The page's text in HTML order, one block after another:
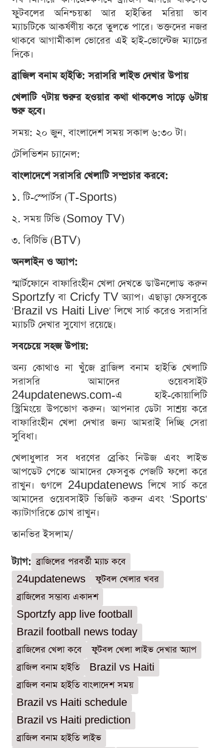
ফুটবলের অনিশ্চয়তা আর হাইতির মরিয়া ভাব
ম্যাচটিকে আকর্ষণীয় করে তুলতে পারে। ভক্তদের নজর
থাকবে আগামীকাল ভোরের এই হাই-ভোল্টেজ ম্যাচের
দিকে।
ব্রাজিল বনাম হাইতি: সরাসরি লাইভ দেখার উপায়
খেলাটি ৭টায় শুরুর হওয়ার কথা থাকলেও সাড়ে ৬টায়
শুরু হবে।
সময়: ২০ জুন, বাংলাদেশ সময় সকাল ৬:৩০ টা।
টেলিভিশন চ্যানেল:
বাংলাদেশে সরাসরি খেলাটি সম্প্রচার করবে:
১. টি-স্পোর্টস (T-Sports)
২. সময় টিভি (Somoy TV)
৩. বিটিভি (BTV)
অনলাইন ও অ্যাপ:
স্মার্টফোনে বাফারিংহীন খেলা দেখতে ডাউনলোড করুন
Sportzfy বা Cricfy TV অ্যাপ। এছাড়া ফেসবুকে
'Brazil vs Haiti Live' লিখে সার্চ করেও সরাসরি
ম্যাচটি দেখার সুযোগ রয়েছে।
সবচেয়ে সহজ উপায়:
অন্য কোথাও না খুঁজে ব্রাজিল বনাম হাইতি খেলাটি
সরাসরি আমাদের ওয়েবসাইট
24updatenews.com-এ হাই-কোয়ালিটি
স্ট্রিমিংয়ে উপভোগ করুন। আপনার ডেটা সাশ্রয় করে
বাফারিংহীন খেলা দেখার জন্য আমরাই দিচ্ছি সেরা
সুবিধা।
খেলাধুলার সব ধরণের ব্রেকিং নিউজ এবং লাইভ
আপডেট পেতে আমাদের ফেসবুক পেজটি ফলো করে
রাখুন। গুগলে 24updatenews লিখে সার্চ করে
আমাদের ওয়েবসাইট ভিজিট করুন এবং 'Sports'
ক্যাটাগরিতে চোখ রাখুন।
তানভির ইসলাম/
ট্যাগ: ব্রাজিলের পরবর্তী ম্যাচ কবে
24updatenews
ফুটবল খেলার খবর
ব্রাজিলের সম্ভাব্য একাদশ
Sportzfy app live football
Brazil football news today
ব্রাজিলের খেলা কবে
ফুটবল খেলা লাইভ দেখার অ্যাপ
ব্রাজিল বনাম হাইতি
Brazil vs Haiti
ব্রাজিল বনাম হাইতি বাংলাদেশ সময়
Brazil vs Haiti schedule
Brazil vs Haiti prediction
ব্রাজিল বনাম হাইতি লাইভ